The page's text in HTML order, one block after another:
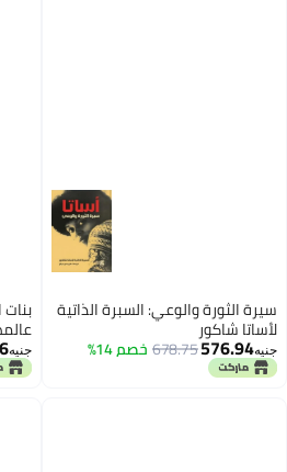
سيرة الثورة والوعي: السبرة الذاتية
لأساتا شاكور
جنيه576.94
678.75خصم 14% جنيه